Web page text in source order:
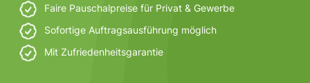
Faire Pauschalpreise für Privat & Gewerbe
Sofortige Auftragsausführung möglich
Mit Zufriedenheitsgarantie